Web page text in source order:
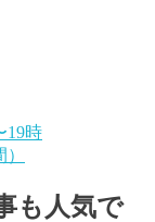
19時
も人気で